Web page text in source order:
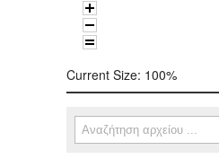
Current Size: 100%
Φόρμα αναζήτησης
Αναζήτηση